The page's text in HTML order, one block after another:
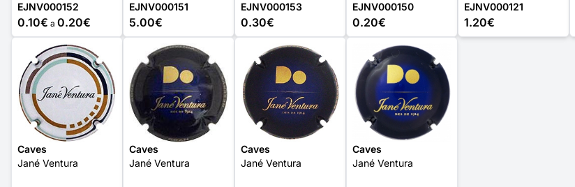
EJNV000152
0.10€ a 0.20€
EJNV000151
5.00€
EJNV000153
0.30€
EJNV000150
0.20€
EJNV000121
1.20€
Caves
Jané Ventura
Caves
Jané Ventura
Caves
Jané Ventura
Caves
Jané Ventura